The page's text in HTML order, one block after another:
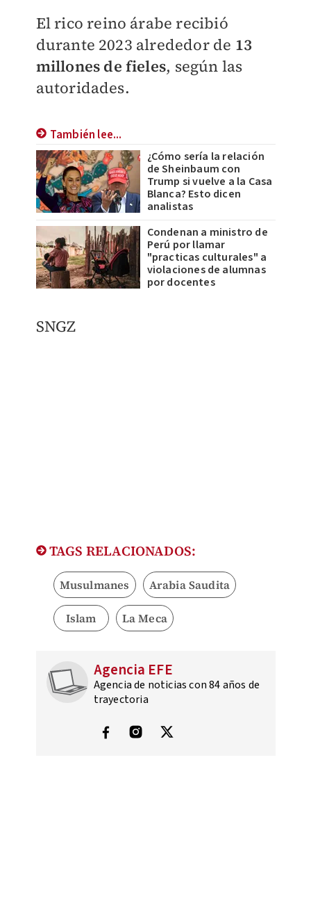
El rico reino árabe recibió
durante 2023 alrededor de 13
millones de fieles, según las
autoridades.
También lee...
¿Cómo sería la relación
de Sheinbaum con
Trump si vuelve a la Casa
Blanca? Esto dicen
analistas
Condenan a ministro de
Perú por llamar
"practicas culturales" a
violaciones de alumnas
por docentes
SNGZ
TAGS RELACIONADOS:
Musulmanes Arabia Saudita
Islam La Meca
Agencia EFE
Agencia de noticias con 84 años de
trayectoria